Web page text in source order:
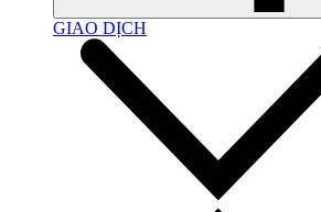
GIAO DỊCH